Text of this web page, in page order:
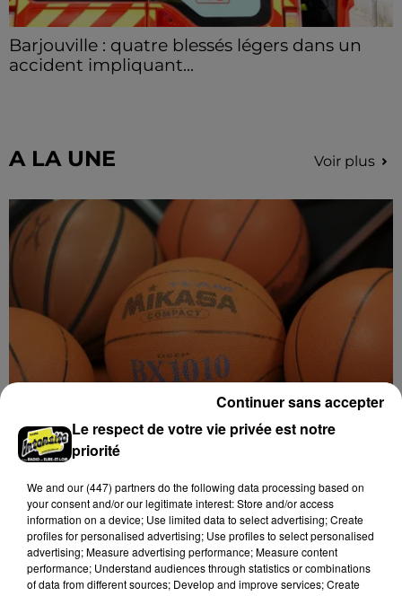
Barjouville : quatre blessés légers dans un
accident impliquant...
A LA UNE Voir plus
Coupe de France : les basketteurs chartrains
connaissent la...
Centre à l'occasion des 32es de finale de la Coupe de
France.
LE GRAND FORMAT Voir plus
Le respect de votre vie privée est notre
priorité
We and our (447) partnersdo the following data processing based on
your consent and/or our legitimate interest: Store and/or access
information on a device; Use limited data to select advertising; Create
profiles for personalised advertising; Use profiles to select personalised
advertising; Measure advertising performance; Measure content
performance; Understand audiences through statistics or combinations
of data from different sources; Develop and improve services; Create
Continuer sans accepter